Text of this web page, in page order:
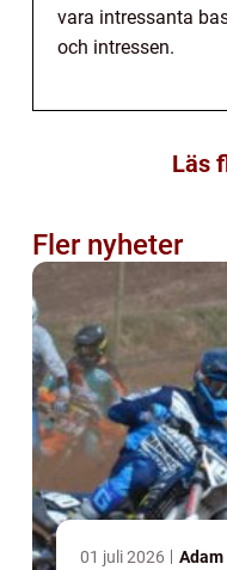
vara intressanta
och intressen.
Läs
Fler nyheter
01 juli 2026